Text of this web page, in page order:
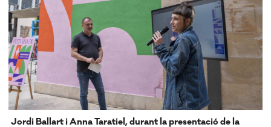
Jordi Ballart i Anna Taratiel, durant la presentació de la